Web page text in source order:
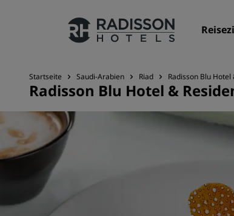
Unsere Marken
Marken von Radisson Hotels
Startseite Saudi-Arabien Riad Radisson Blu
Radisson Blu Hotel &